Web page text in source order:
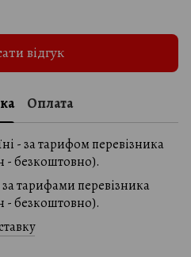
відгук
Оплата
- за тарифом перевізника
- безкоштовно).
за тарифами перевізника
- безкоштовно).